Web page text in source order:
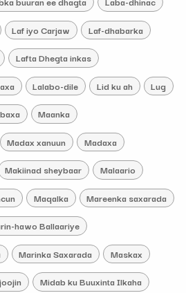
Laf iyo Carjaw Laf-dhabarka
Lafta Dhegta inkas
Lalabo-dile Lid ku ah Lug
Maanka
Madax xanuun Madaxa
Makiinad sheybaar Malaario
Maqalka Mareenka saxarada
hawo Ballaariye
Marinka Saxarada Maskax
Midab ku Buuxinta Ilkaha